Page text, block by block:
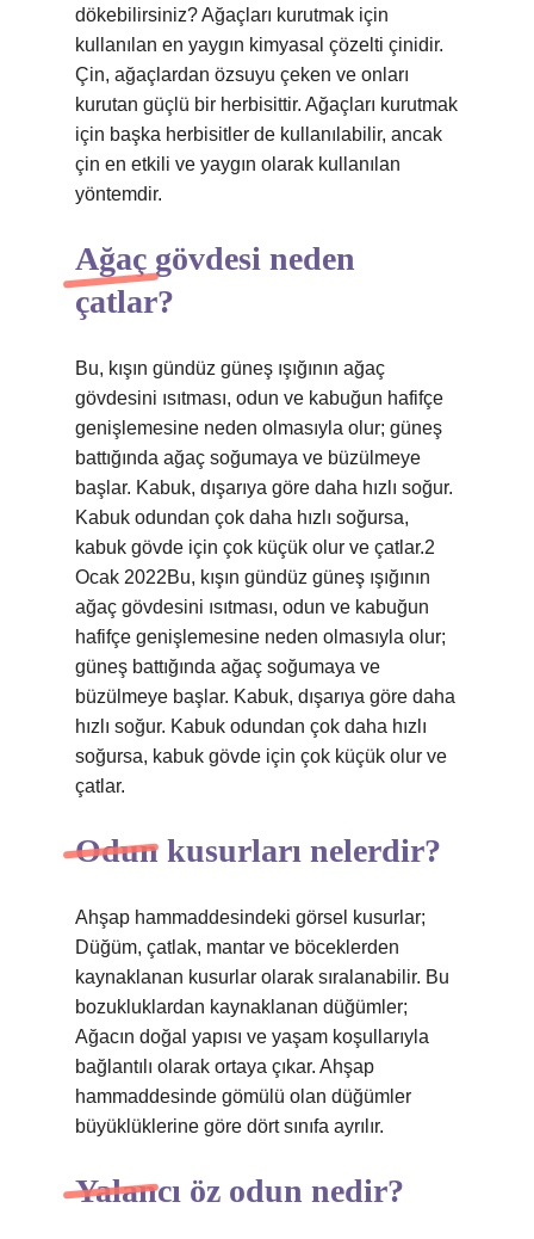
dökebilirsiniz? Ağaçları kurutmak için
kullanılan en yaygın kimyasal çözelti çinidir.
Çin, ağaçlardan özsuyu çeken ve onları
kurutan güçlü bir herbisittir. Ağaçları kurutmak
için başka herbisitler de kullanılabilir, ancak
çin en etkili ve yaygın olarak kullanılan
yöntemdir.
Ağaç gövdesi neden
çatlar?
Bu, kışın gündüz güneş ışığının ağaç
gövdesini ısıtması, odun ve kabuğun hafifçe
genişlemesine neden olmasıyla olur; güneş
battığında ağaç soğumaya ve büzülmeye
başlar. Kabuk, dışarıya göre daha hızlı soğur.
Kabuk odundan çok daha hızlı soğursa,
kabuk gövde için çok küçük olur ve çatlar.2
Ocak 2022Bu, kışın gündüz güneş ışığının
ağaç gövdesini ısıtması, odun ve kabuğun
hafifçe genişlemesine neden olmasıyla olur;
güneş battığında ağaç soğumaya ve
büzülmeye başlar. Kabuk, dışarıya göre daha
hızlı soğur. Kabuk odundan çok daha hızlı
soğursa, kabuk gövde için çok küçük olur ve
çatlar.
Odun kusurları nelerdir?
Ahşap hammaddesindeki görsel kusurlar;
Düğüm, çatlak, mantar ve böceklerden
kaynaklanan kusurlar olarak sıralanabilir. Bu
bozukluklardan kaynaklanan düğümler;
Ağacın doğal yapısı ve yaşam koşullarıyla
bağlantılı olarak ortaya çıkar. Ahşap
hammaddesinde gömülü olan düğümler
büyüklüklerine göre dört sınıfa ayrılır.
Yalancı öz odun nedir?